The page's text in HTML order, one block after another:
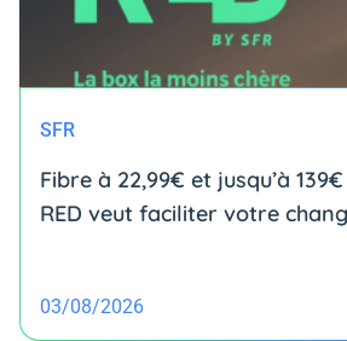
SFR
Fibre à 22,99€ et jusqu’à
RED veut faciliter votre
03/08/2026